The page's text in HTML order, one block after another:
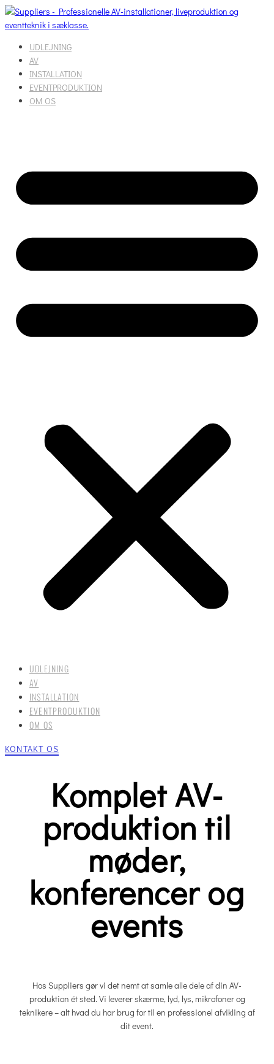
UDLEJNING
AV
INSTALLATION
EVENTPRODUKTION
OM OS
UDLEJNING
AV
INSTALLATION
EVENTPRODUKTION
OM OS
KONTAKT OS
Komplet AV-
produktion til
møder,
konferencer og
events
Hos Suppliers gør vi det nemt at samle alle dele af din AV-
produktion ét sted. Vi leverer skærme, lyd, lys, mikrofoner og
teknikere – alt hvad du har brug for til en professionel afvikling af
dit event.